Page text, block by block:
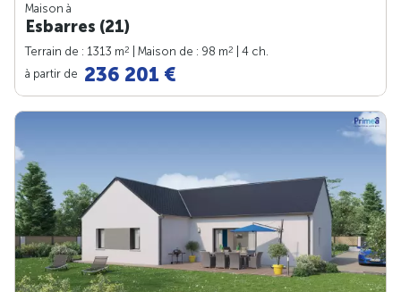
Maison à
Esbarres (21)
Terrain de : 1313 m2 | Maison de : 98 m2
| 4 ch.
à partir de 236 201 €